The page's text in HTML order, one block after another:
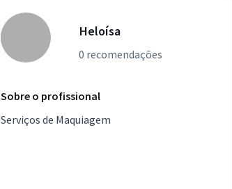
Heloísa
0 recomendações
Sobre o profissional
Serviços de Maquiagem